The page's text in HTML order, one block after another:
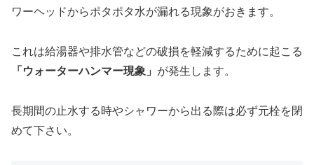
ワーヘッドからポタポタ水が漏れる現象がおきます。
これは給湯器や排水管などの破損を軽減するために起こる
「ウォーターハンマー現象」 が発生します。
長期間の止水する時やシャワーから出る際は必ず元栓を閉
めて下さい。